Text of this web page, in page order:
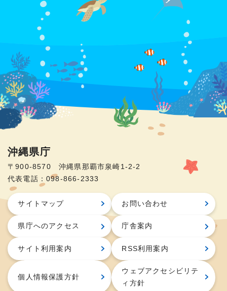
沖縄県庁
〒900-8570 沖縄県那覇市泉崎1-2-2
代表電話：098-866-2333
サイトマップ お問い合わせ
県庁へのアクセス 庁舎案内
サイト利用案内 RSS利用案内
個人情報保護方針
ウェブアクセシビリテ
ィ方針